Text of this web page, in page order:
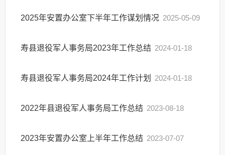
2025年安置办公室下半年工作谋划情况 2025-05-09
寿县退役军人事务局2023年工作总结 2024-01-18
寿县退役军人事务局2024年工作计划 2024-01-18
2022年县退役军人事务局工作总结 2023-08-18
2023年安置办公室上半年工作总结 2023-07-07